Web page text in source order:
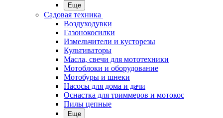
Еще
Садовая техника
Воздуходувки
Газонокосилки
Измельчители и кусторезы
Культиваторы
Масла, свечи для мототехники
Мотоблоки и оборудование
Мотобуры и шнеки
Насосы для дома и дачи
Оснастка для триммеров и мотокос
Пилы цепные
Еще